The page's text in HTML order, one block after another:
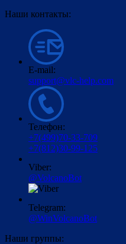
Наши контакты:
E-mail:
support@vlc-help.com
Телефон:
+7(499)70-33-709
+7(812)30-99-125
Viber:
@VolcanoBot
Telegram:
@WinVolcanoBot
Наши группы: